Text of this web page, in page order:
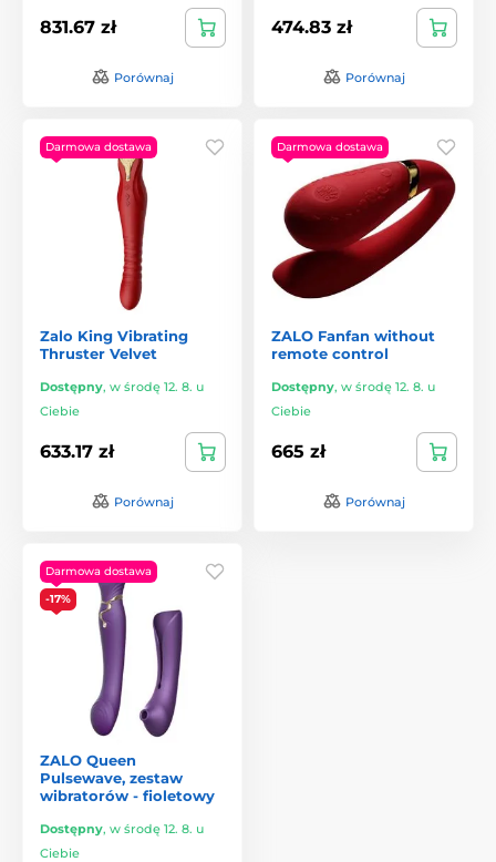
831.67 zł
Porównaj
474.83 zł
Porównaj
Darmowa dostawa
Zalo King Vibrating
Thruster Velvet
Dostępny, w środę 12. 8. u
Ciebie
633.17 zł
Porównaj
Darmowa dostawa
ZALO Fanfan without
remote control
Dostępny, w środę 12. 8. u
Ciebie
665 zł
Porównaj
Darmowa dostawa
-17%
ZALO Queen
Pulsewave, zestaw
wibratorów - fioletowy
Dostępny, w środę 12. 8. u
Ciebie